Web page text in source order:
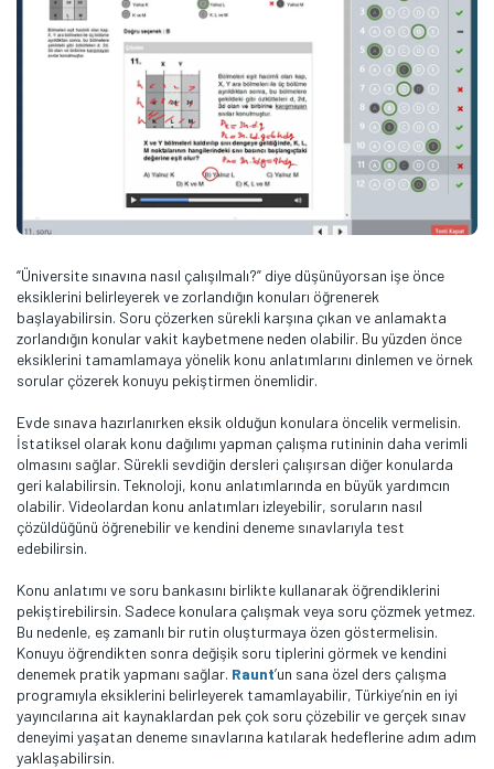
“Üniversite sınavına nasıl çalışılmalı?” diye düşünüyorsan işe önce
eksiklerini belirleyerek ve zorlandığın konuları öğrenerek
başlayabilirsin. Soru çözerken sürekli karşına çıkan ve anlamakta
zorlandığın konular vakit kaybetmene neden olabilir. Bu yüzden önce
eksiklerini tamamlamaya yönelik konu anlatımlarını dinlemen ve örnek
sorular çözerek konuyu pekiştirmen önemlidir.
Evde sınava hazırlanırken eksik olduğun konulara öncelik vermelisin.
İstatiksel olarak konu dağılımı yapman çalışma rutininin daha verimli
olmasını sağlar. Sürekli sevdiğin dersleri çalışırsan diğer konularda
geri kalabilirsin. Teknoloji, konu anlatımlarında en büyük yardımcın
olabilir. Videolardan konu anlatımları izleyebilir, soruların nasıl
çözüldüğünü öğrenebilir ve kendini deneme sınavlarıyla test
edebilirsin.
Konu anlatımı ve soru bankasını birlikte kullanarak öğrendiklerini
pekiştirebilirsin. Sadece konulara çalışmak veya soru çözmek yetmez.
Bu nedenle, eş zamanlı bir rutin oluşturmaya özen göstermelisin.
Konuyu öğrendikten sonra değişik soru tiplerini görmek ve kendini
denemek pratik yapmanı sağlar. Raunt’un sana özel ders çalışma
programıyla eksiklerini belirleyerek tamamlayabilir, Türkiye’nin en iyi
yayıncılarına ait kaynaklardan pek çok soru çözebilir ve gerçek sınav
deneyimi yaşatan deneme sınavlarına katılarak hedeflerine adım adım
yaklaşabilirsin.